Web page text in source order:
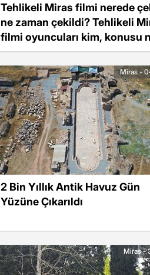
Tehlikeli Miras filmi nerede
ne zaman çekildi? Tehlikeli
filmi oyuncuları kim, konusu
2 Bin Yıllık Antik Havuz Gün
Yüzüne Çıkarıldı
Miras -
Miras -